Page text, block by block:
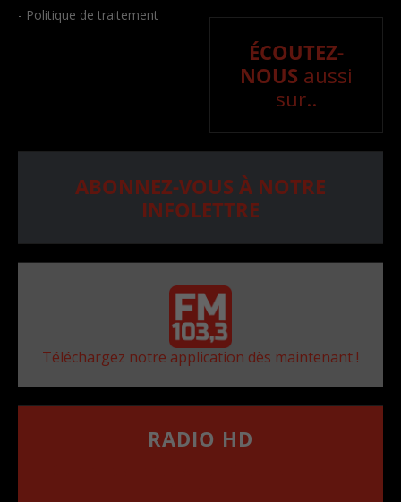
- Politique de traitement
ÉCOUTEZ-
NOUS aussi
sur..
ABONNEZ-VOUS À NOTRE
INFOLETTRE
Téléchargez notre application dès maintenant !
RADIO HD